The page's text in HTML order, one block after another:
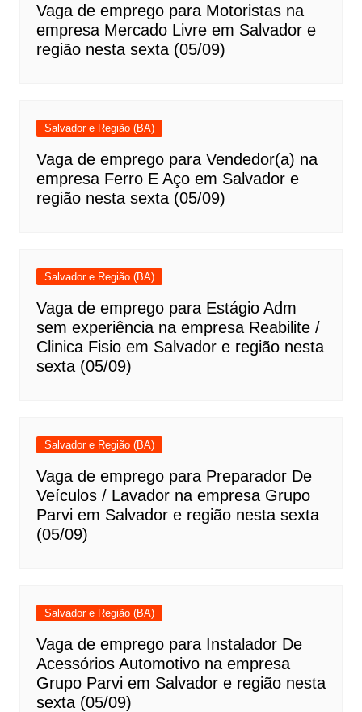
Vaga de emprego para Motoristas na
empresa Mercado Livre em Salvador e
região nesta sexta (05/09)
Salvador e Região (BA)
Vaga de emprego para Vendedor(a) na
empresa Ferro E Aço em Salvador e
região nesta sexta (05/09)
Salvador e Região (BA)
Vaga de emprego para Estágio Adm
sem experiência na empresa Reabilite /
Clinica Fisio em Salvador e região nesta
sexta (05/09)
Salvador e Região (BA)
Vaga de emprego para Preparador De
Veículos / Lavador na empresa Grupo
Parvi em Salvador e região nesta sexta
(05/09)
Salvador e Região (BA)
Vaga de emprego para Instalador De
Acessórios Automotivo na empresa
Grupo Parvi em Salvador e região nesta
sexta (05/09)